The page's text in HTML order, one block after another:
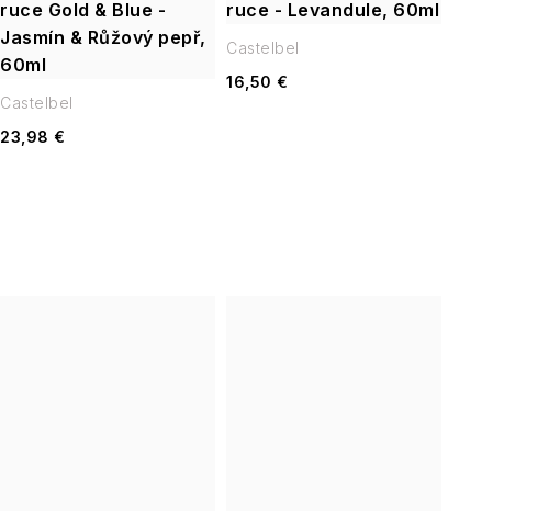
ruce Gold & Blue -
Jasmín & Růžový pepř,
60ml
23,98 €
Castelbel
ruce - Levandule, 60ml
16,50 €
Castelbel